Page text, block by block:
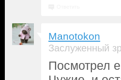
Manotokon
Заслуженный
Посмотрел